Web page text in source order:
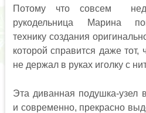
Потому что совсем
рукодельница Марина
технику создания
которой справится даже тот,
не держал в руках иголку с
Эта диванная подушка-узел
и современно, прекрасно